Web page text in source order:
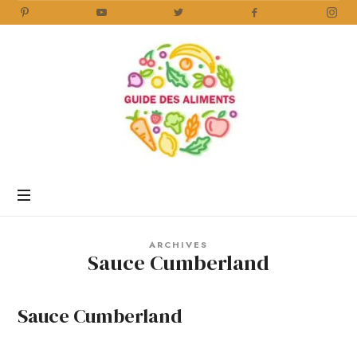
Aliments
ARCHIVES
Sauce Cumberland
Sauce Cumberland